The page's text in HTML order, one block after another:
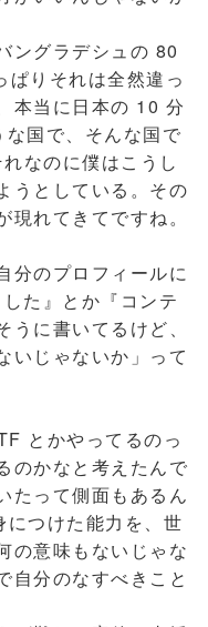
ングラデシュの 80
りそれは全然違っ
本当に日本の 10 分
国で、そんな国で
なのに僕はこうし
うとしている。その
れてきてですね。
分のプロフィールに
た』とか『コンテ
に書いてるけど、
いじゃないか」って
とかやってるのっ
のかなと考えたんで
たって側面もあるん
つけた能力を、世
の意味もないじゃな
自分のなすべきこと